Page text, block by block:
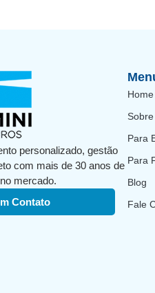
personalizado, gestão
com mais de 30 anos de
mercado.
Contato
Home
Para
Para
Blog
Fale